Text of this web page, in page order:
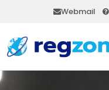
Webmail